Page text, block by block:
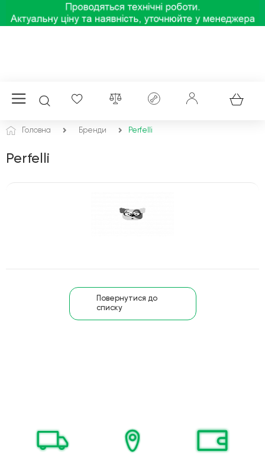
Головна Бренди Perfelli
Perfelli
Повернутися до
списку